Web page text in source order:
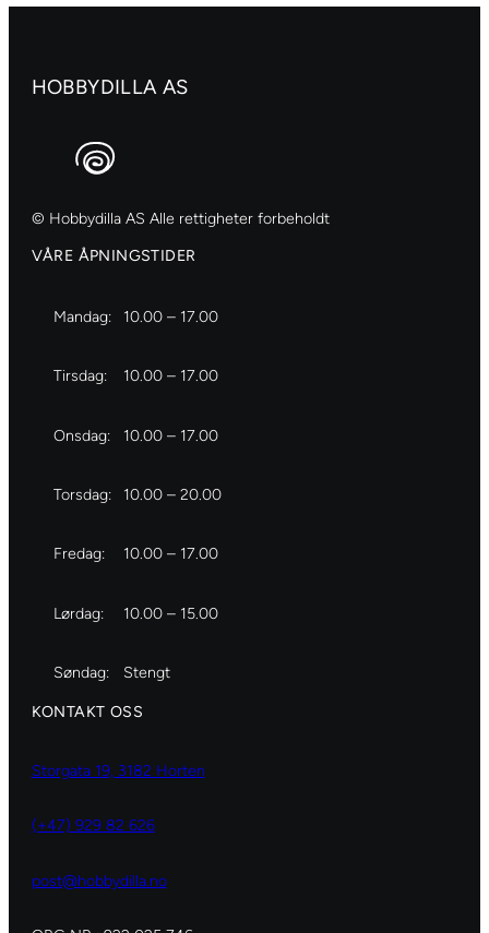
HOBBYDILLA AS
© Hobbydilla AS Alle rettigheter forbeholdt
VÅRE ÅPNINGSTIDER
Mandag: 10.00 – 17.00
Tirsdag: 10.00 – 17.00
Onsdag: 10.00 – 17.00
Torsdag: 10.00 – 20.00
Fredag: 10.00 – 17.00
Lørdag: 10.00 – 15.00
Søndag: Stengt
KONTAKT OSS
Storgata 19, 3182 Horten
(+47) 929 82 626
post@hobbydilla.no